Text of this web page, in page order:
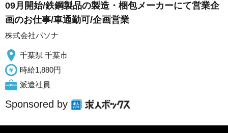
09月開始/鉄鋼製品の製造・梱包メーカーにて営業企
画のお仕事/車通勤可/企画営業
株式会社パソナ
千葉県 千葉市
時給1,880円
派遣社員
Sponsored by